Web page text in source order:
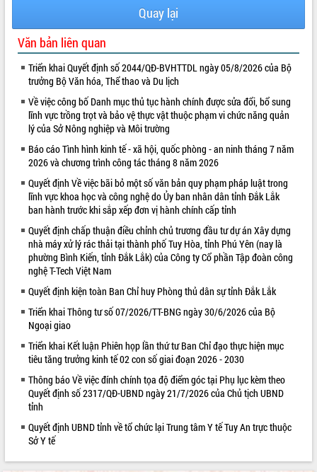
Khám bệnh, cấp phát thuốc miễn phí
và tặng quà người dân xã Cư Pui
Hội nghị UBND tỉnh Đắk Lắk thường kỳ
tháng 7/2026
Lễ truy tặng danh hiệu “Bà Mẹ Việt
Nam Anh hùng” và trao Huân chương
Lao động
UBND tỉnh Đắk Lắk triển khai nhiệm
vụ 6 tháng cuối năm 2026
ALBUM ẢNH
Quay lại
Văn bản liên quan
Triển khai Quyết định số 2044/QĐ-BVHTTDL ngày 05/8/2026 của Bộ
trưởng Bộ Văn hóa, Thể thao và Du lịch
Về việc công bố Danh mục thủ tục hành chính được sửa đổi, bổ sung
lĩnh vực trồng trọt và bảo vệ thực vật thuộc phạm vi chức năng quản
lý của Sở Nông nghiệp và Môi trường
Báo cáo Tình hình kinh tế - xã hội, quốc phòng - an ninh tháng 7 năm
2026 và chương trình công tác tháng 8 năm 2026
Quyết định Về việc bãi bỏ một số văn bản quy phạm pháp luật trong
lĩnh vực khoa học và công nghệ do Ủy ban nhân dân tỉnh Đắk Lắk
ban hành trước khi sắp xếp đơn vị hành chính cấp tỉnh
Quyết định chấp thuận điều chỉnh chủ trương đầu tư dự án Xây dựng
nhà máy xử lý rác thải tại thành phố Tuy Hòa, tỉnh Phú Yên (nay là
phường Bình Kiến, tỉnh Đắk Lắk) của Công ty Cổ phần Tập đoàn công
nghệ T-Tech Việt Nam
Quyết định kiện toàn Ban Chỉ huy Phòng thủ dân sự tỉnh Đắk Lắk
Triển khai Thông tư số 07/2026/TT-BNG ngày 30/6/2026 của Bộ
Ngoại giao
Triển khai Kết luận Phiên họp lần thứ tư Ban Chỉ đạo thực hiện mục
tiêu tăng trưởng kinh tế 02 con số giai đoạn 2026 - 2030
Thông báo Về việc đính chính tọa độ điểm góc tại Phụ lục kèm theo
Quyết định số 2317/QĐ-UBND ngày 21/7/2026 của Chủ tịch UBND
tỉnh
Quyết định UBND tỉnh về tổ chức lại Trung tâm Y tế Tuy An trực thuộc
Sở Y tế